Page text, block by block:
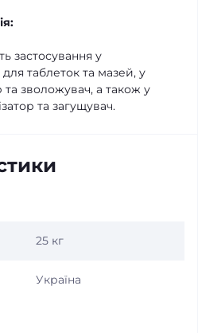
застосування у
таблеток та мазей, у
та зволожувач, а також у
та загущувач.
25 кг
Україна